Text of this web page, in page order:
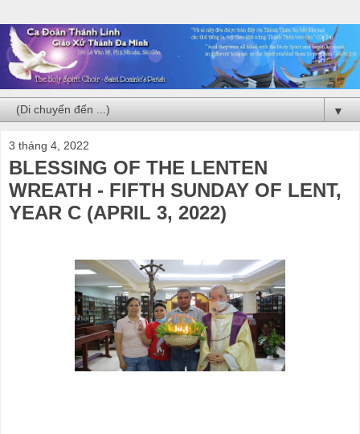
▼
3 tháng 4, 2022
BLESSING OF THE LENTEN
WREATH - FIFTH SUNDAY OF LENT,
YEAR C (APRIL 3, 2022)